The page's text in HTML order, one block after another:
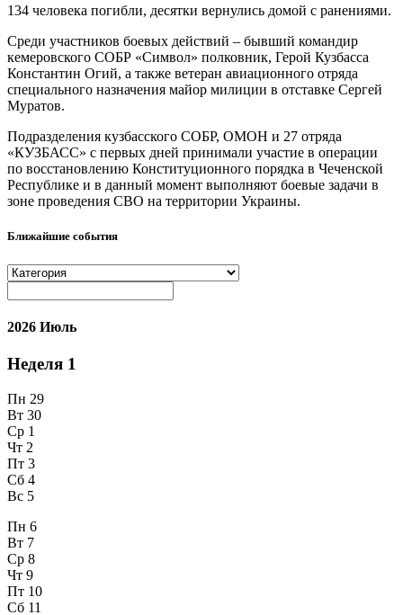
134 человека погибли, десятки вернулись домой с ранениями.
Среди участников боевых действий – бывший командир
кемеровского СОБР «Символ» полковник, Герой Кузбасса
Константин Огий, а также ветеран авиационного отряда
специального назначения майор милиции в отставке Сергей
Муратов.
Подразделения кузбасского СОБР, ОМОН и 27 отряда
«КУЗБАСС» с первых дней принимали участие в операции
по восстановлению Конституционного порядка в Чеченской
Республике и в данный момент выполняют боевые задачи в
зоне проведения СВО на территории Украины.
Ближайшие события
2026 Июль
Неделя 1
Пн 29
Вт 30
Ср 1
Чт 2
Пт 3
Сб 4
Вс 5
Пн 6
Вт 7
Ср 8
Чт 9
Пт 10
Сб 11